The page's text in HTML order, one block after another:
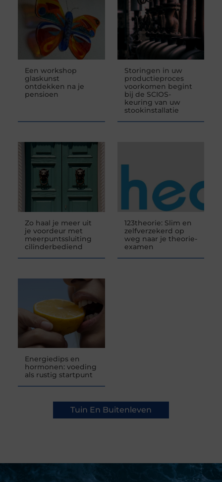
Een workshop
glaskunst
ontdekken na je
pensioen
Storingen in uw
productieproces
voorkomen begint
bij de SCIOS-
keuring van uw
stookinstallatie
Zo haal je meer uit
je voordeur met
meerpuntssluiting
cilinderbediend
123theorie: Slim en
zelfverzekerd op
weg naar je theorie-
examen
Energiedips en
hormonen: voeding
als rustig startpunt
Tuin En Buitenleven